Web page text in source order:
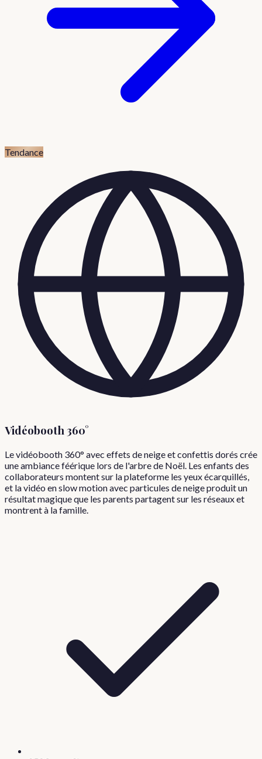
Tendance
Vidéobooth 360°
Le vidéobooth 360° avec effets de neige et confettis dorés crée
une ambiance féérique lors de l'arbre de Noël. Les enfants des
collaborateurs montent sur la plateforme les yeux écarquillés,
et la vidéo en slow motion avec particules de neige produit un
résultat magique que les parents partagent sur les réseaux et
montrent à la famille.